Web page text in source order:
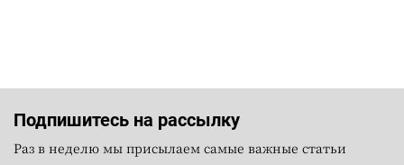
Подпишитесь на рассылку
Раз в неделю мы присылаем самые важные статьи